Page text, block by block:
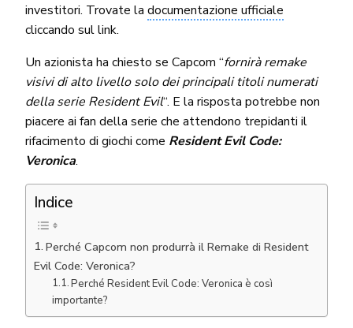
investitori. Trovate ladocumentazione ufficiale
cliccando sul link.
Un azionista ha chiesto se Capcom “fornirà remake
visivi di alto livello solo dei principali titoli numerati
della serie Resident Evil“. E la risposta potrebbe non
piacere ai fan della serie che attendono trepidanti il
rifacimento di giochi come Resident Evil Code:
Veronica.
Indice
Perché Capcom non produrrà il Remake di Resident
Evil Code: Veronica?
Perché Resident Evil Code: Veronica è così
importante?